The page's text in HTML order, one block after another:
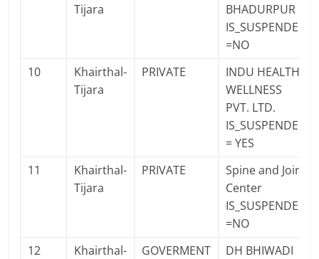
Tijara
BHADURPUR
IS_SUSPENDED
=NO
10
Khairthal-
Tijara
PRIVATE
INDU HEALTH
WELLNESS
PVT. LTD.
IS_SUSPENDED
= YES
11
Khairthal-
Tijara
PRIVATE
Spine and Joint
Center
IS_SUSPENDED
=NO
12
Khairthal-
GOVERMENT
DH BHIWADI